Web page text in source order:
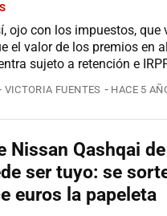
ojo con los impuestos, que
el valor de los premios en
sujeto a retención e
VICTORIA FUENTES HACE 5
Nissan Qashqai
ser tuyo: se
euros la papeleta